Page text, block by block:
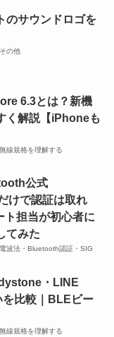
のサウンドロゴを
その他
6.3とは？新機
く解説【iPhoneも
無線規格を理解する
公式
けで認証は取れ
ト担当が初心者に
てみた
電波法・Bluetooth認証・SIG
・LINE
比較｜BLEビー
無線規格を理解する